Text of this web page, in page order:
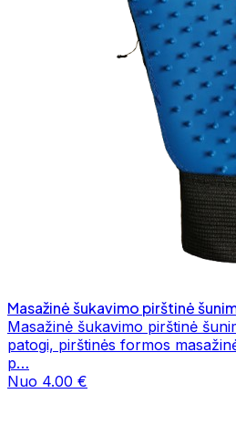
Masažinė šukavimo pirštinė
Masažinė šukavimo pirštinė
patogi, pirštinės formos
p…
Nuo 4.00 €